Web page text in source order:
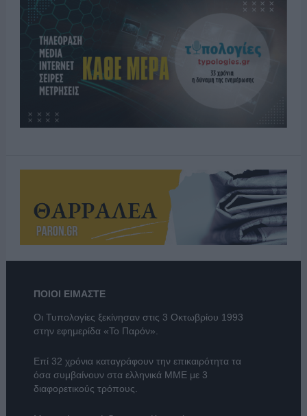
ΠΟΙΟΙ ΕΙΜΑΣΤΕ
Οι Τυπολογίες ξεκίνησαν στις 3 Οκτωβρίου 1993
στην εφημερίδα «Το Παρόν».
Επί 32 χρόνια καταγράφουν την επικαιρότητα τα
όσα συμβαίνουν στα ελληνικά ΜΜΕ με 3
διαφορετικούς τρόπους.